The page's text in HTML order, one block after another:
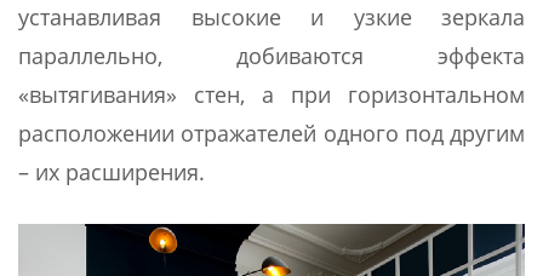
устанавливая высокие и узкие зеркала
параллельно, добиваются эффекта
«вытягивания» стен, а при горизонтальном
расположении отражателей одного под другим
– их расширения.